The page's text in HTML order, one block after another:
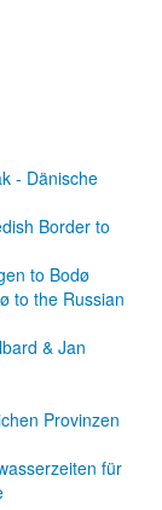
- Dänische
Border to
to Bodø
to the Russian
& Jan
Provinzen
für